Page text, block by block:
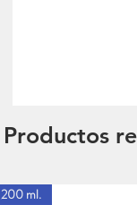
Productos
200 ml.